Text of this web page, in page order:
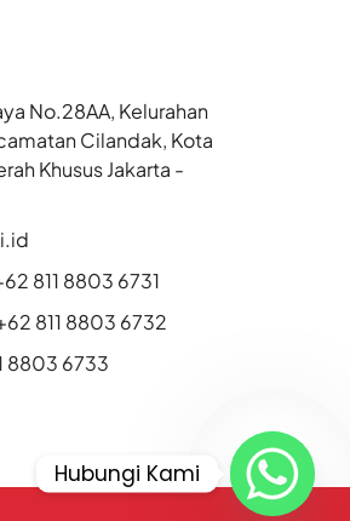
No.28AA, Kelurahan
Cilandak, Kota
Khusus Jakarta -
811 8803 6731
811 8803 6732
8803 6733
Hubungi Kami